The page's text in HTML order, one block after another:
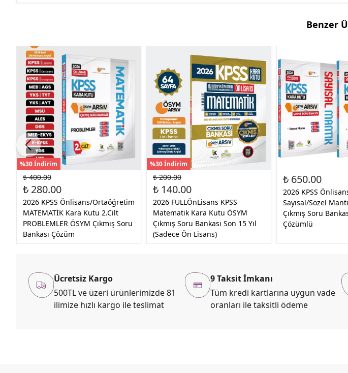
Benzer
%30 İndirim
₺ 400.00
₺ 280.00
2026 KPSS Önlisans/Ortaöğretim
MATEMATİK Kara Kutu 2.Cilt
PROBLEMLER ÖSYM Çıkmış Soru
Bankası Çözüm
%30 İndirim
₺ 200.00
₺ 140.00
2026 FULLÖnLisans KPSS
Matematik Kara Kutu ÖSYM
Çıkmış Soru Bankası Son 15 Yıl
(Sadece Ön Lisans)
₺ 650.00
2026 KPSS
Sayısal/Sözel
Çıkmış Soru
Çözümlü
Ücretsiz Kargo
500TL ve üzeri ürünlerimizde 81
ilimize hızlı kargo ile teslimat
9 Taksit İmkanı
Tüm kredi kartlarına uygun vade
oranları ile taksitli ödeme